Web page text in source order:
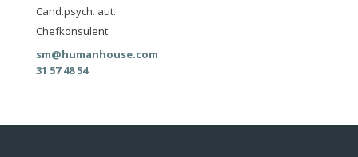
Cand.psych. aut.
Chefkonsulent
sm@humanhouse.com
31 57 48 54